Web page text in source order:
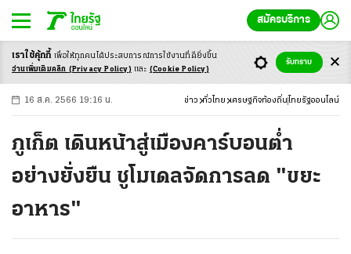
สมัครบริการ
-ก ก ก+
16 ส.ค. 2566 19:16 น. ข่าว ทั่วไทย เศรษฐกิจท้องถิ่น ไทยรัฐออนไลน์
ภูเก็ต เดินหน้าสู่เมืองคาร์บอนต่ำ
อย่างยั่งยืน ชูโมเดลจัดการลด "ขยะ
อาหาร"
เราใช้คุ้กกี้ เพื่อให้ทุกคนได้ประสบการณ์การใช้งานที่ดียิ่งขึ้น
อ่านเพิ่มเติมคลิก (Privacy Policy) และ (Cookie Policy)
รับทราบ